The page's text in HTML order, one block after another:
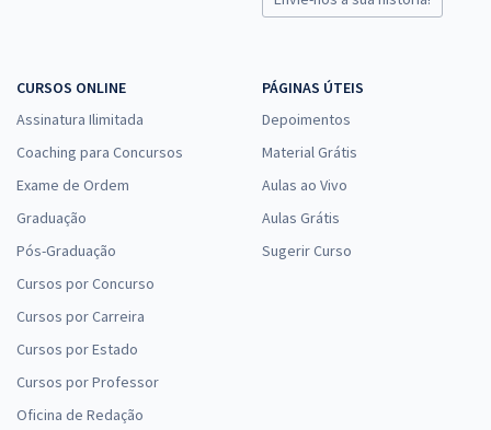
CURSOS ONLINE
Assinatura Ilimitada
Coaching para Concursos
Exame de Ordem
Graduação
Pós-Graduação
Cursos por Concurso
Cursos por Carreira
Cursos por Estado
Cursos por Professor
Oficina de Redação
PÁGINAS ÚTEIS
Depoimentos
Material Grátis
Aulas ao Vivo
Aulas Grátis
Sugerir Curso